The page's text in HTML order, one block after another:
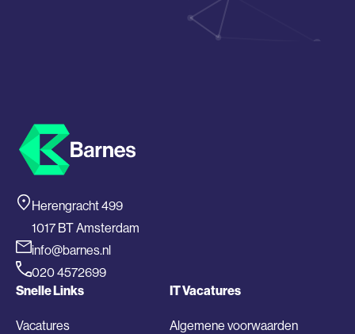
Herengracht 499
1017 BT Amsterdam
info@barnes.nl
020 4572699
Snelle Links
Vacatures
IT Vacatures
Algemene voorwaarden